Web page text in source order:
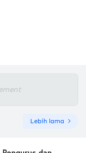
Lebih lama